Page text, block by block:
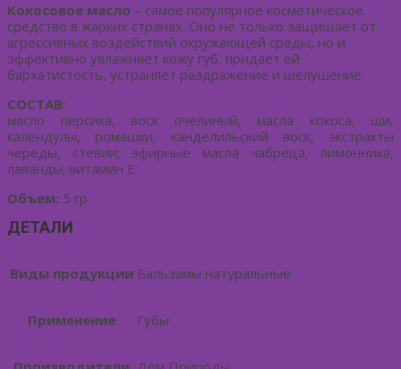
Кокосовое масло – самое популярное косметическое
средство в жарких странах. Оно не только защищает от
агрессивных воздействий окружающей среды, но и
эффективно увлажняет кожу губ, придает ей
бархатистость, устраняет раздражение и шелушение.
СОСТАВ:
масло персика, воск пчелиный, масла кокоса, ши,
календулы, ромашки; канделильский воск, экстракты
череды, стевии; эфирные масла чабреца, лимонника,
лаванды; витамин Е.
Объем: 5 гр
ДЕТАЛИ
Виды продукции Бальзамы натуральные
Применение Губы